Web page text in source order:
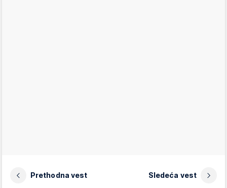
Prethodna vest Sledeća vest